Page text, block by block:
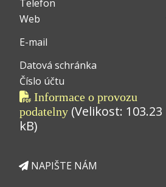
Telefon
Web
E-mail
Datová schránka
Číslo účtu
Informace o provozu
podatelny (Velikost: 103.23
kB)
NAPIŠTE NÁM